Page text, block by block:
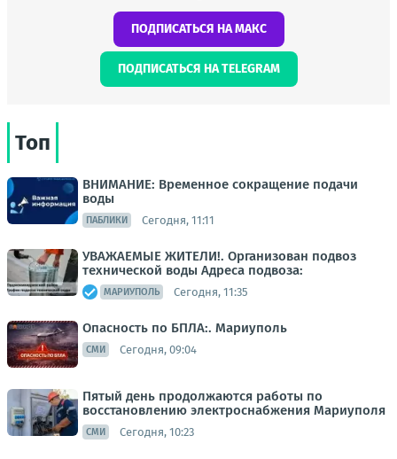
ПОДПИСАТЬСЯ НА МАКС
ПОДПИСАТЬСЯ НА TELEGRAM
Топ
ВНИМАНИЕ: Временное сокращение подачи
воды
ПАБЛИКИ Сегодня, 11:11
УВАЖАЕМЫЕ ЖИТЕЛИ!. Организован подвоз
технической воды Адреса подвоза:
МАРИУПОЛЬ Сегодня, 11:35
Опасность по БПЛА:. Мариуполь
СМИ Сегодня, 09:04
Пятый день продолжаются работы по
восстановлению электроснабжения Мариуполя
СМИ Сегодня, 10:23